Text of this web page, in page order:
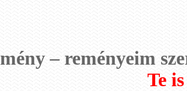
– reményeim
Te